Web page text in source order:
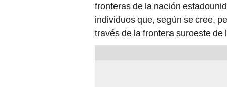
fronteras de la nación
individuos que, según se cree,
través de la frontera suroeste de